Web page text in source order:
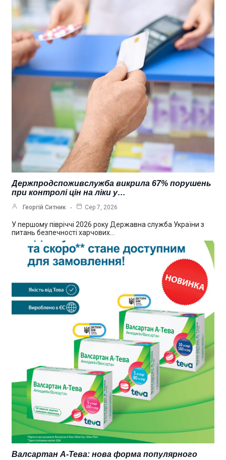
Держпродспоживслужба викрила 67% порушень
при контролі цін на ліки у…
Георгій Ситник Сер 7, 2026
У першому півріччі 2026 року Державна служба України з
питань безпечності харчових…
Валсартан А-Тева: нова форма популярного